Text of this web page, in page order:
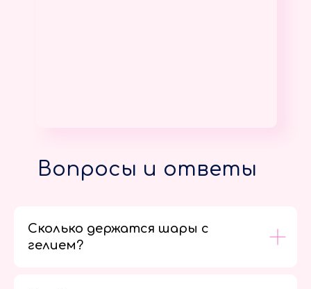
Вопросы и ответы
Сколько держатся шары с
гелием?